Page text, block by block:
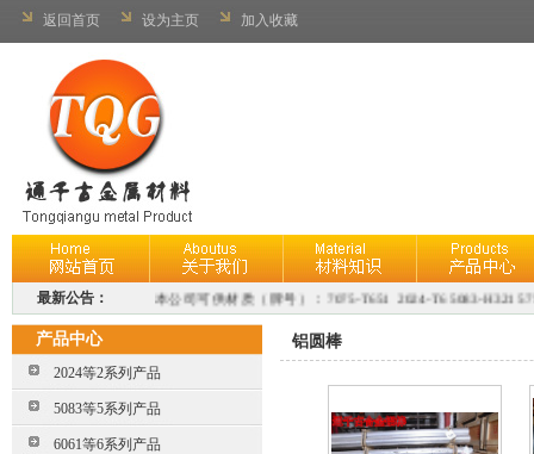
返回首页 设为主页 加入收藏
最新公告： 本公司可供材质（牌号）：7075-T651 2024-T6 5083-H321
LD30 1100 LD7 2A50(LD5) 5A02 5154 6A02
产品中心
2024等2系列产品
5083等5系列产品
6061等6系列产品
铝圆棒